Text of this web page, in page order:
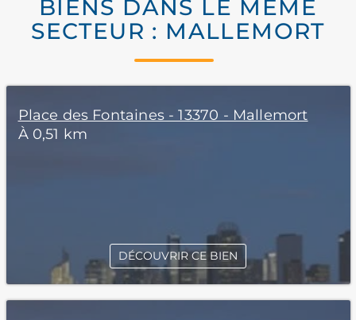
BIENS DANS LE MÊME
SECTEUR : MALLEMORT
Place des Fontaines - 13370 - Mallemort
À 0,51 km
DÉCOUVRIR CE BIEN